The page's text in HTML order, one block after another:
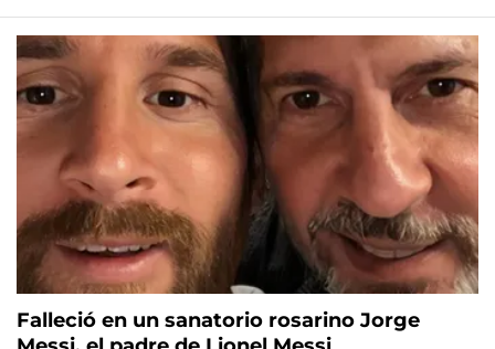
Falleció en un sanatorio rosarino Jorge